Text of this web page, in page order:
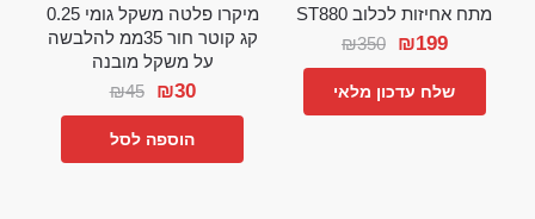
מתח אחיזות לכלוב ST880
₪350 ₪199
שלח עדכון מלאי
מיקרו פלטה משקל גומי 0.25
קג קוטר חור 35ממ להלבשה
על משקל מובנה
₪45 ₪30
הוספה לסל